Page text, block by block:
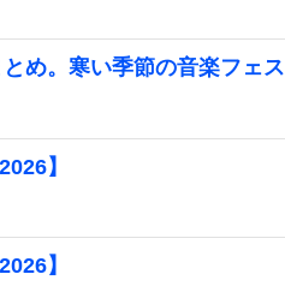
め。寒い季節の音楽フェス
】
】